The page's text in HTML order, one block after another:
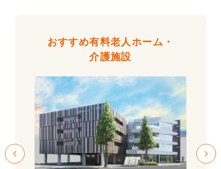
おすすめ有料老人ホーム・
介護施設